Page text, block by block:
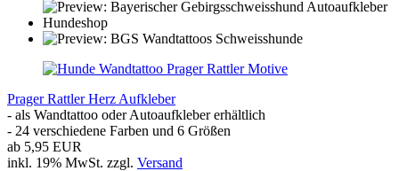
Prager Rattler Herz Aufkleber
- als Wandtattoo oder Autoaufkleber erhältlich
- 24 verschiedene Farben und 6 Größen
ab 5,95 EUR
inkl. 19% MwSt. zzgl. Versand